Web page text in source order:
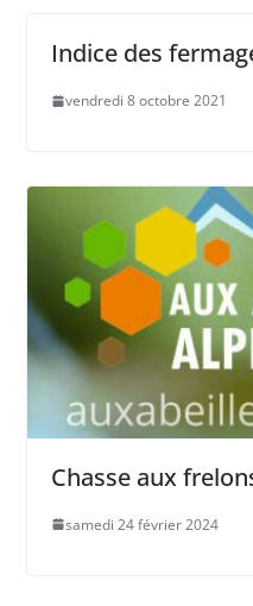
Indice des
vendredi 8 octobre 2021
Chasse aux
samedi 24 février 2024